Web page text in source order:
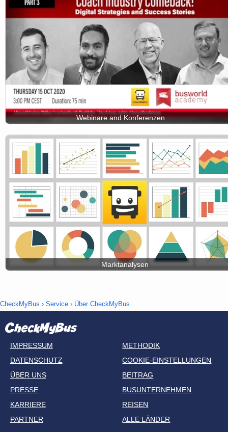
Webinare and Konferenzen
Marktanalysen
CheckMyBus › Service › Über CheckMyBus
IMPRESSUM
DATENSCHUTZ
ÜBER UNS
PRESSE
KARRIERE
PARTNER
METHODIK
COOKIE-EINSTELLUNGEN
BEITRAG
BUSUNTERNEHMEN
REISEN
ALLE LÄNDER